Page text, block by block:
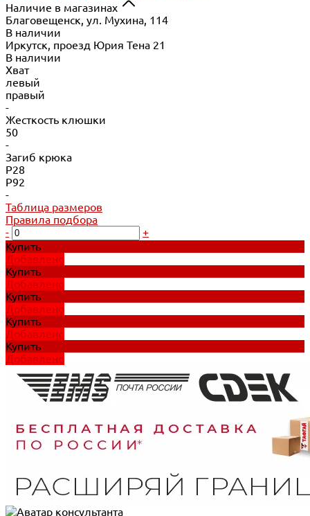
Наличие в магазинах
Благовещенск, ул. Мухина, 114
В наличии
Иркутск, проезд Юрия Тена 21
В наличии
Хват
левый
правый
-
Жесткость клюшки
50
-
Загиб крюка
P28
P92
-
Таблица размеров
Правила подбора
-
+
Купить
Добавлено
Купить
Добавлено
Купить
Добавлено
Купить
Добавлено
Купить
Добавлено